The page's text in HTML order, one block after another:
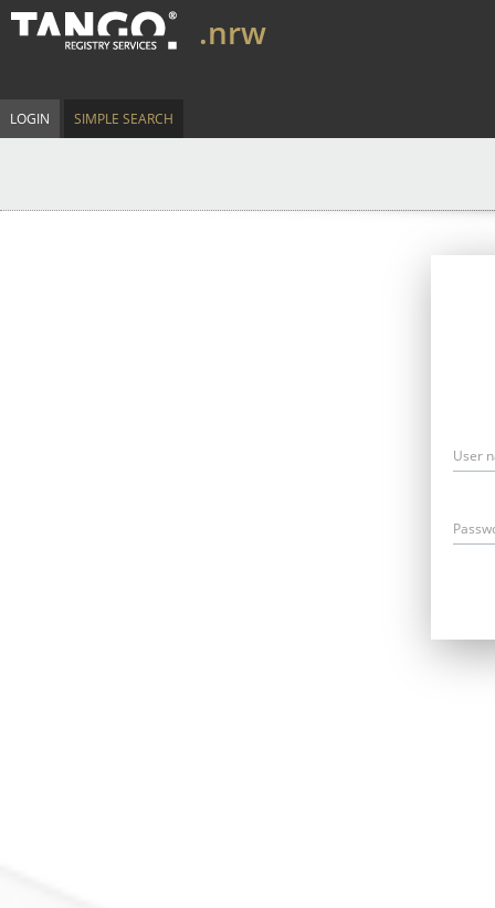
.nrw
LOGIN SIMPLE SEARCH
User